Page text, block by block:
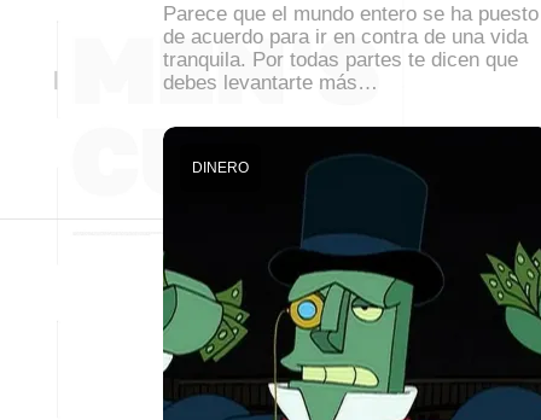
Parece que el mundo entero se ha puesto
de acuerdo para ir en contra de una vida
tranquila. Por todas partes te dicen que
debes levantarte más…
DINERO